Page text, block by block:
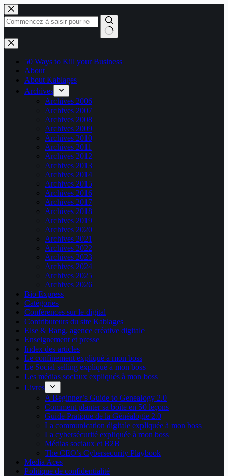
Passer
au
contenu
Aucun
résultat
50 Ways to Kill your Business
About
About Kablages
Archives
Archives 2006
Archives 2007
Archives 2008
Archives 2009
Archives 2010
Archives 2011
Archives 2012
Archives 2013
Archives 2014
Archives 2015
Archives 2016
Archives 2017
Archives 2018
Archives 2019
Archives 2020
Archives 2021
Archives 2022
Archives 2023
Archives 2024
Archives 2025
Archives 2026
Bio Express
Catégories
Conférences sur le digital
Contributeurs du site Kablages
Else & Bang, agence créative digitale
Enseignement et presse
Index des articles
Le confinement expliqué à mon boss
Le Social selling expliqué à mon boss
Les médias sociaux expliqués à mon boss
Livres
A Beginner’s Guide to Genealogy 2.0
Comment planter sa boîte en 50 leçons
Guide Pratique de la Généalogie 2.0
La communication digitale expliquée à mon boss
La cybersécurité expliquée à mon boss
Médias sociaux et B2B
The CEO’s Cybersecurity Playbook
Media Aces
Politique de confidentialité